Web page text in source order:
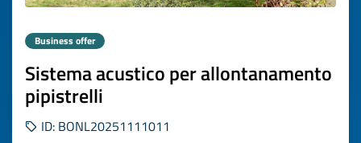
Business offer
Sistema acustico per allontanamento
pipistrelli
ID: BONL20251111011